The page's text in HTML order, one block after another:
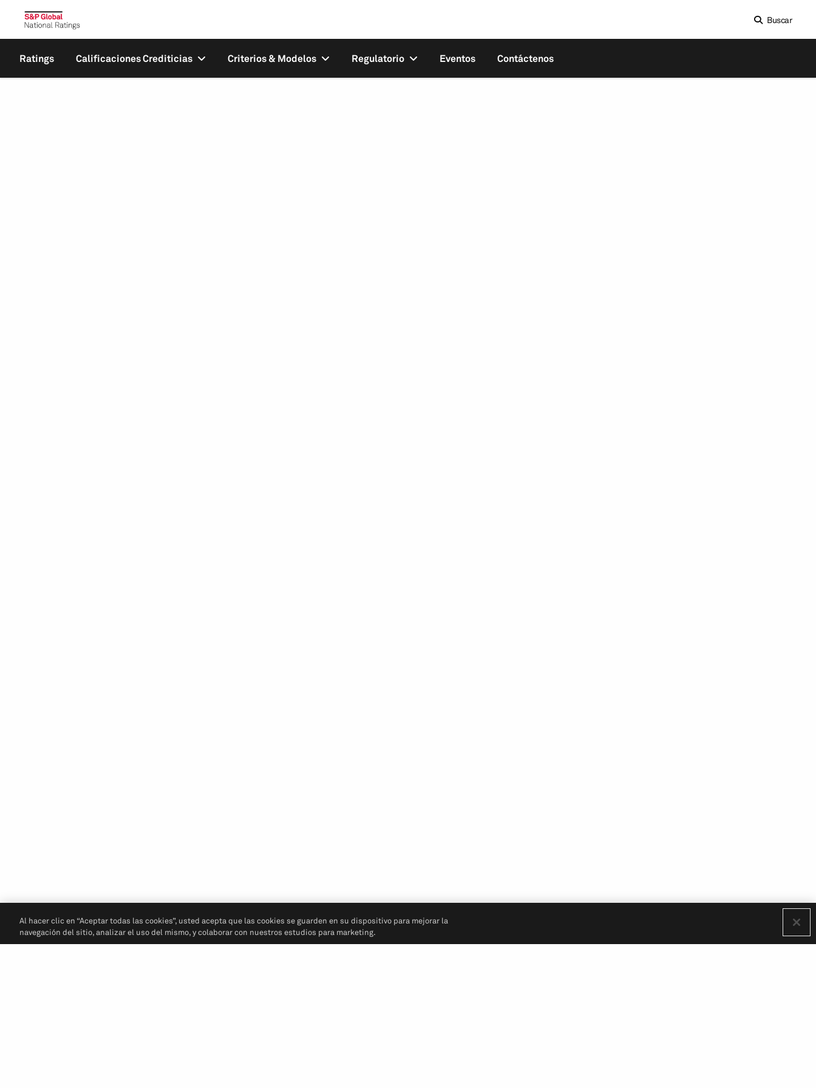
Buscar
Ratings Calificaciones Crediticias Criterios & Modelos Regulatorio Eventos Contáctenos
Al hacer clic en “Aceptar todas las cookies”, usted acepta que las cookies se guarden en su dispositivo para mejorar la
navegación del sitio, analizar el uso del mismo, y colaborar con nuestros estudios para marketing.